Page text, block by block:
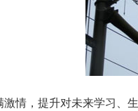
激情，提升对未来学习、